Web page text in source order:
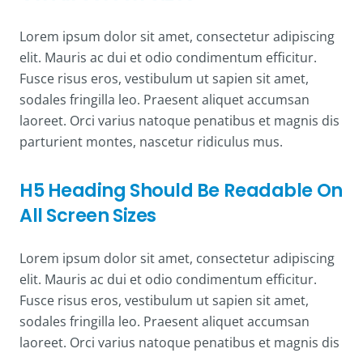
Lorem ipsum dolor sit amet, consectetur adipiscing
elit. Mauris ac dui et odio condimentum efficitur.
Fusce risus eros, vestibulum ut sapien sit amet,
sodales fringilla leo. Praesent aliquet accumsan
laoreet. Orci varius natoque penatibus et magnis dis
parturient montes, nascetur ridiculus mus.
H5 Heading Should Be Readable On
All Screen Sizes
Lorem ipsum dolor sit amet, consectetur adipiscing
elit. Mauris ac dui et odio condimentum efficitur.
Fusce risus eros, vestibulum ut sapien sit amet,
sodales fringilla leo. Praesent aliquet accumsan
laoreet. Orci varius natoque penatibus et magnis dis